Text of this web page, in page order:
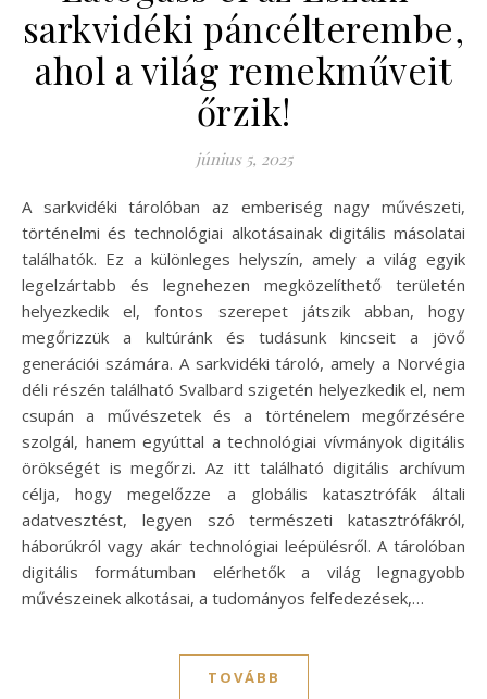
sarkvidéki páncélterembe,
ahol a világ remekműveit
őrzik!
június 5, 2025
A sarkvidéki tárolóban az emberiség nagy művészeti,
történelmi és technológiai alkotásainak digitális másolatai
találhatók. Ez a különleges helyszín, amely a világ egyik
legelzártabb és legnehezen megközelíthető területén
helyezkedik el, fontos szerepet játszik abban, hogy
megőrizzük a kultúránk és tudásunk kincseit a jövő
generációi számára. A sarkvidéki tároló, amely a Norvégia
déli részén található Svalbard szigetén helyezkedik el, nem
csupán a művészetek és a történelem megőrzésére
szolgál, hanem egyúttal a technológiai vívmányok digitális
örökségét is megőrzi. Az itt található digitális archívum
célja, hogy megelőzze a globális katasztrófák általi
adatvesztést, legyen szó természeti katasztrófákról,
háborúkról vagy akár technológiai leépülésről. A tárolóban
digitális formátumban elérhetők a világ legnagyobb
művészeinek alkotásai, a tudományos felfedezések,…
TOVÁBB